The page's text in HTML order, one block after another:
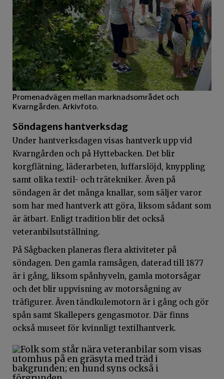
Promenadvägen mellan marknadsområdet och
Kvarngården. Arkivfoto.
Söndagens hantverksdag
Under hantverksdagen visas hantverk upp vid
Kvarngården och på Hyttebacken. Det blir
korgflätning, läderarbeten, luffarslöjd, knyppling
samt olika textil- och trätekniker. Även på
söndagen är det många knallar, som säljer varor
som har med hantverk att göra, liksom sådant som
är ätbart. Enligt tradition blir det också
veteranbilsutställning.
På Sågbacken planeras flera aktiviteter på
söndagen. Den gamla ramsågen, daterad till 1877
är i gång, liksom spånhyveln, gamla motorsågar
och det blir uppvisning av motorsågning av
träfigurer. Även tändkulemotorn är i gång och gör
spån samt Skallepers gengasmotor. Där finns
också museet för kvinnligt textilhantverk.